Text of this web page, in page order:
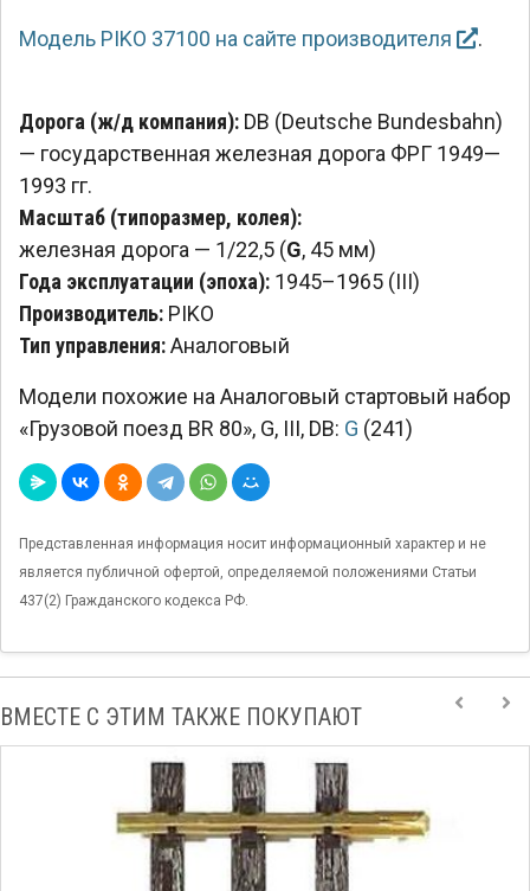
Модель PIKO 37100 на сайте производителя .
Дорога (ж/д компания): DB (Deutsche Bundesbahn)
— государственная железная дорога ФРГ 1949—
1993 гг.
Масштаб (типоразмер, колея):
железная дорога — 1/22,5 (G, 45 мм)
Года эксплуатации (эпоха): 1945–1965 (III)
Производитель: PIKO
Тип управления:Аналоговый
Модели похожие на Аналоговый стартовый набор
«Грузовой поезд BR 80», G, III, DB: G (241)
Представленная информация носит информационный характер и не
является публичной офертой, определяемой положениями Статьи
437(2) Гражданского кодекса РФ.
ВМЕСТЕ С ЭТИМ ТАКЖЕ ПОКУПАЮТ